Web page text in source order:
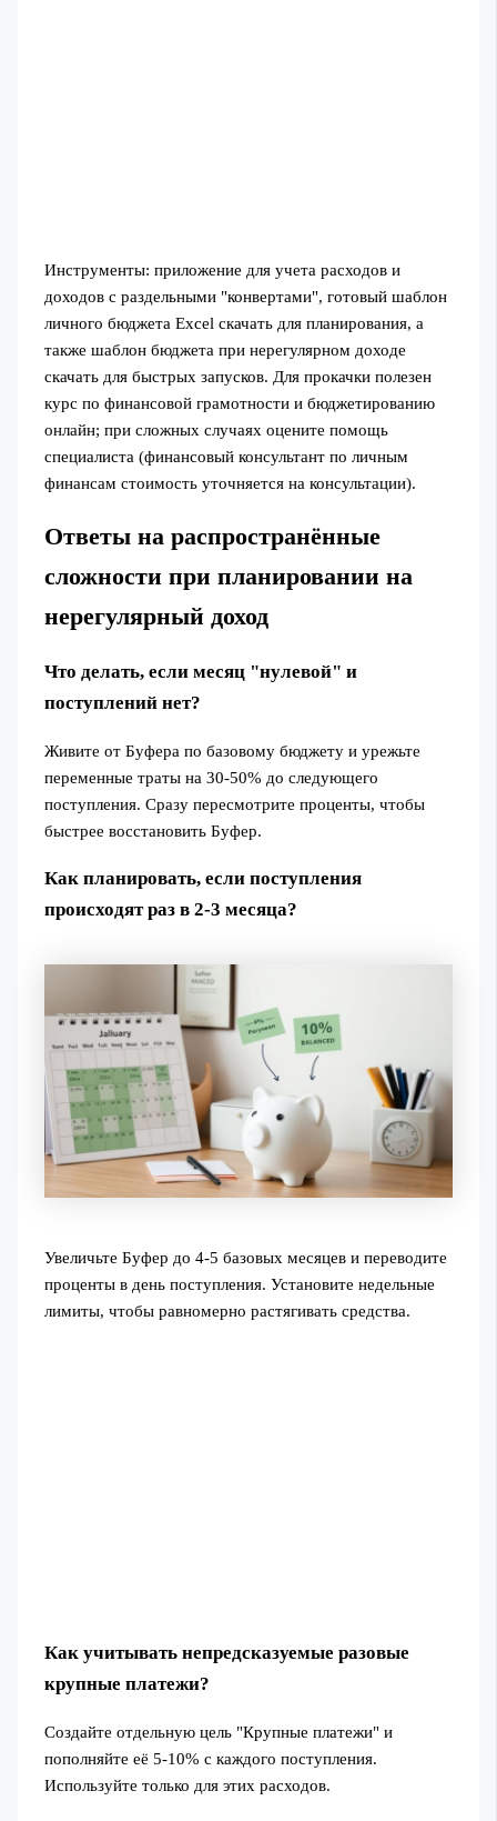
Инструменты: приложение для учета расходов и
доходов с раздельными "конвертами", готовый шаблон
личного бюджета Excel скачать для планирования, а
также шаблон бюджета при нерегулярном доходе
скачать для быстрых запусков. Для прокачки полезен
курс по финансовой грамотности и бюджетированию
онлайн; при сложных случаях оцените помощь
специалиста (финансовый консультант по личным
финансам стоимость уточняется на консультации).
Ответы на распространённые
сложности при планировании на
нерегулярный доход
Что делать, если месяц "нулевой" и
поступлений нет?
Живите от Буфера по базовому бюджету и урежьте
переменные траты на 30-50% до следующего
поступления. Сразу пересмотрите проценты, чтобы
быстрее восстановить Буфер.
Как планировать, если поступления
происходят раз в 2-3 месяца?
Увеличьте Буфер до 4-5 базовых месяцев и переводите
проценты в день поступления. Установите недельные
лимиты, чтобы равномерно растягивать средства.
Как учитывать непредсказуемые разовые
крупные платежи?
Создайте отдельную цель "Крупные платежи" и
пополняйте её 5-10% с каждого поступления.
Используйте только для этих расходов.